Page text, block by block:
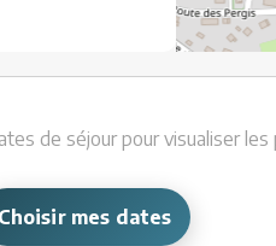
de séjour pour visualiser
Choisir mes dates